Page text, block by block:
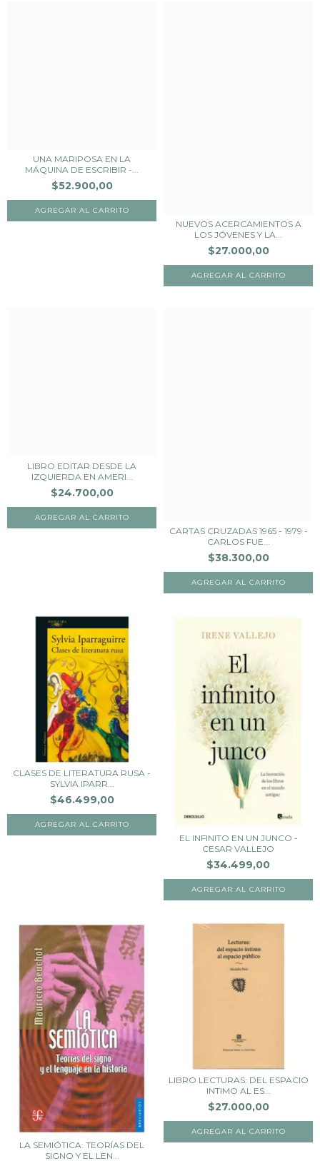
UNA MARIPOSA EN LA
MÁQUINA DE ESCRIBIR -...
$52.900,00
NUEVOS ACERCAMIENTOS A
LOS JÓVENES Y LA...
$27.000,00
LIBRO EDITAR DESDE LA
IZQUIERDA EN AMERI...
$24.700,00
CARTAS CRUZADAS 1965 - 1979 -
CARLOS FUE...
$38.300,00
CLASES DE LITERATURA RUSA -
SYLVIA IPARR...
$46.499,00
EL INFINITO EN UN JUNCO -
CESAR VALLEJO
$34.499,00
LA SEMIÓTICA: TEORÍAS DEL
SIGNO Y EL LEN...
LIBRO LECTURAS: DEL ESPACIO
INTIMO AL ES...
$27.000,00